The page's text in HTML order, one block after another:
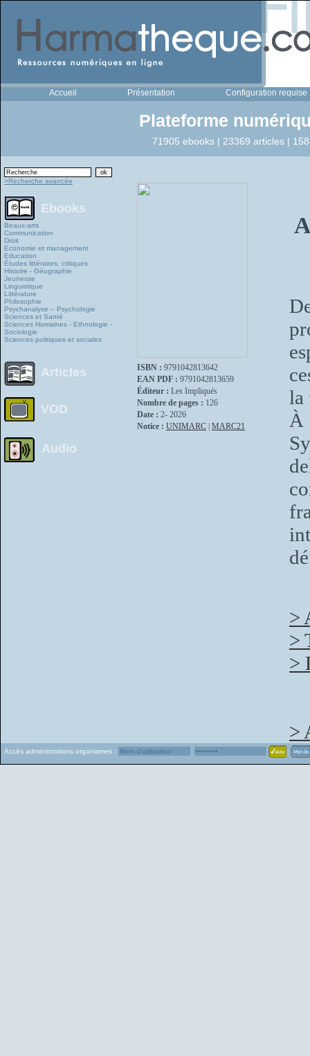
Accueil Présentation Configuration requise
Plateforme
71905 ebooks | 23369 articles |
>Recherche avancée
Ebooks
Beaux-arts
Communication
Droit
Economie et management
Education
Études littéraires, critiques
Histoire - Géographie
Jeunesse
Linguistique
Littérature
Philosophie
Psychanalyse – Psychologie
Sciences et Santé
Sciences Humaines - Ethnologie -
Sociologie
Sciences politiques et sociales
Articles
VOD
Audio
ISBN : 9791042813642
EAN PDF : 9791042813659
Éditeur : Les Impliqués
Nombre de pages : 126
Date : 2- 2026
Notice : UNIMARC MARC21
la
À
>
>
>
>
Accès administrations organismes :